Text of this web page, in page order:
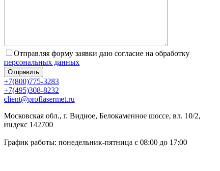
Отправляя форму заявки даю согласие на обработку
персональных данных
+7(800)775-3283
+7(495)308-8232
client@proflasermet.ru
Московская обл., г. Видное, Белокаменное шоссе, вл. 10/2,
индекс 142700
График работы: понедельник-пятница с 08:00 до 17:00